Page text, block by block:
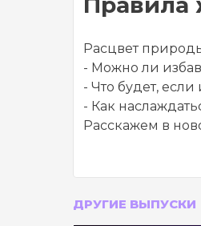
Расцвет
- Можно ли
- Что будет,
- Как
Расскажем в
ДРУГИЕ ВЫПУСКИ